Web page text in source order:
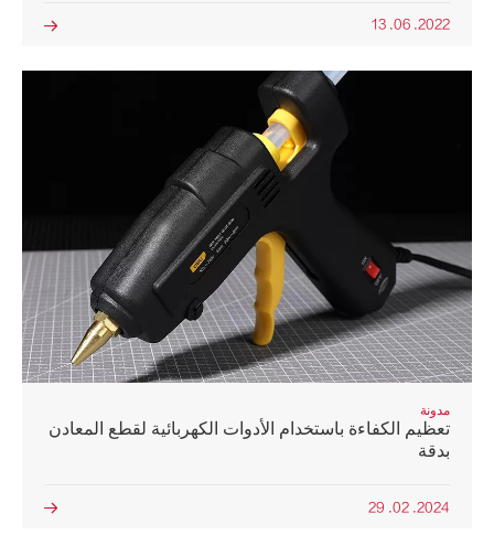
2022. 06. 13

مدونة
تعظيم الكفاءة باستخدام الأدوات الكهربائية لقطع المعادن
بدقة
2024. 02. 29
